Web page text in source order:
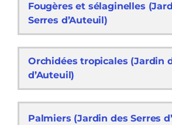
Fougères et sélaginelles
Serres d’Auteuil)
Orchidées tropicales (Jardin
d’Auteuil)
Palmiers (Jardin des Serres